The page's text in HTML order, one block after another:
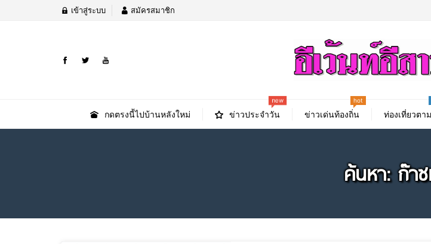
เข้าสู่ระบบ สมัครสมาชิก
กดตรงนี้ไปบ้านหลังใหม่ ข่าวประจำวัน
new
ข่าวเด่นท้องถิ่น ท่องเที่ยวตา
ค้นหา: ก๊า